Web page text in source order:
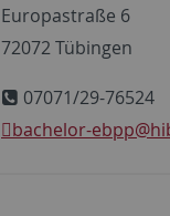
Europastraße 6
72072 Tübingen
07071/29-76524
bachelor-ebpp